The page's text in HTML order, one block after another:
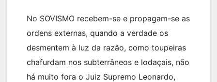
No SOVISMO recebem-se e propagam-se as
ordens externas, quando a verdade os
desmentem à luz da razão, como toupeiras
chafurdam nos subterrâneos e lodaçais, não
há muito fora o Juiz Supremo Leonardo,